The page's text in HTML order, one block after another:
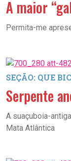
A maior
Permita-me
SEÇÃO: QUE
Serpente
A suaçuboia-
Mata Atlântica